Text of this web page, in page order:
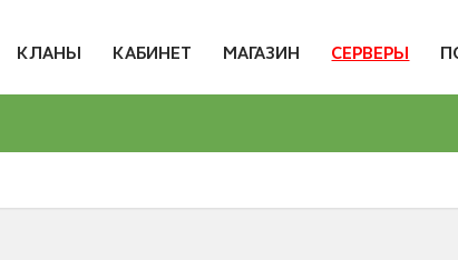
КЛАНЫ КАБИНЕТ МАГАЗИН СЕРВЕРЫ